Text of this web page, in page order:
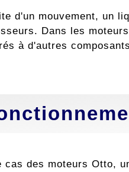
d'un mouvement, un
Dans les
à d'autres
cas des moteurs Otto,